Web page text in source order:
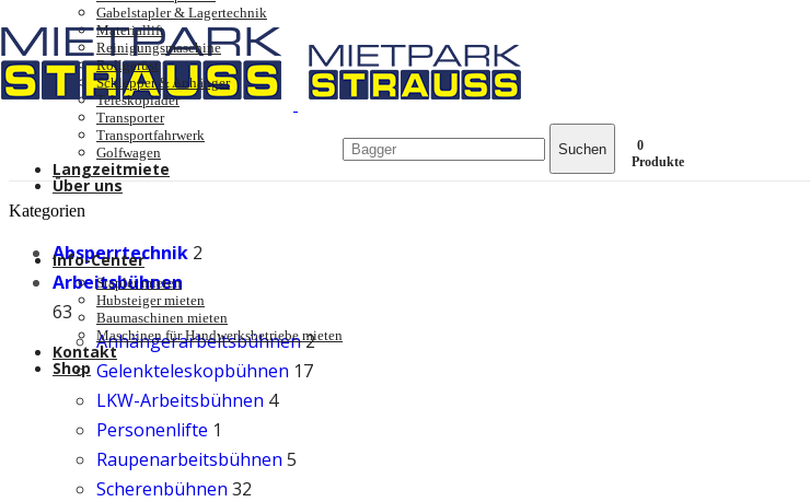
Gabelstapler & Lagertechnik
Materiallift
Reinigungsmaschine
Rollgerüst
Schlepper & Anhänger
Teleskoplader
Transporter
Transportfahrwerk
Golfwagen
Langzeitmiete
Über uns
Jobangebote
Info-Center
Stapler mieten
Hubsteiger mieten
Baumaschinen mieten
Maschinen für Handwerksbetriebe mieten
Kontakt
Shop
Suchen
0
Produkte
Kategorien
Absperrtechnik 2
Arbeitsbühnen
63
Anhängerarbeitsbühnen2
Gelenkteleskopbühnen 17
LKW-Arbeitsbühnen 4
Personenlifte 1
Raupenarbeitsbühnen 5
Scherenbühnen 32